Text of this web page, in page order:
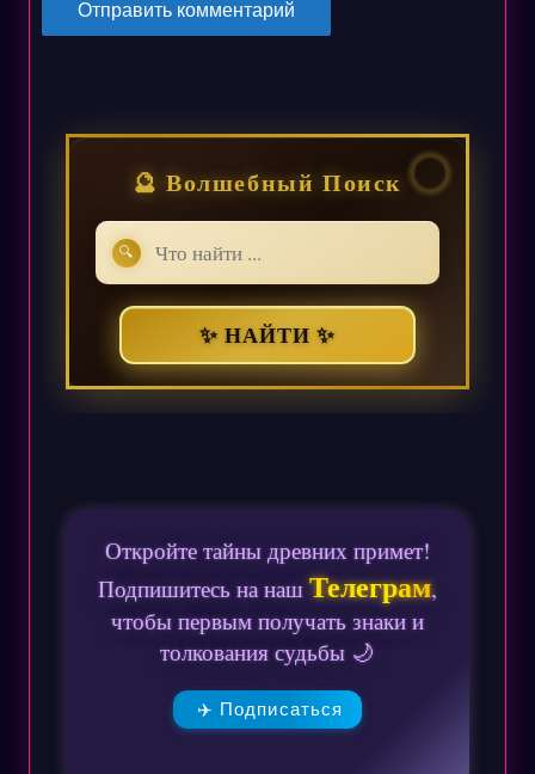
🔮 Волшебный Поиск
🔍
✨ НАЙТИ ✨
Откройте тайны древних примет!
Подпишитесь на нашТелеграм,
чтобы первым получать знаки и
толкования судьбы 🌙
✈️ Подписаться